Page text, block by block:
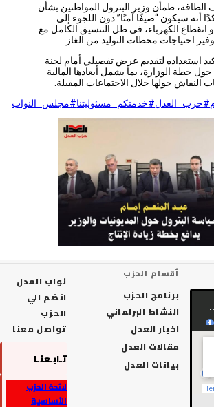
طمأن وزير البترول المواطنين بشأن
أنه سيكون “صيفًا آمنًا” دون اللجوء إلى
الكهرباء، في ظل التنسيق الكامل مع
محطات التوليد من الغاز.
لتقديم عرض تفصيلي أمام لجنة
الوزارة، بما يشمل أبعادها المالية
حولها خلال الاجتماعات المقبلة.
#خدمتكم_مسئوليتنا#مجلس_النواب
أقسام الحزب
برنامج الحزب
النشاط البرلماني
اخبار العدل
مقالات العدل
بيانات العدل
نواب العدل
انضم الي
تواصل معنا
تـابـعنـا
لائحة الحزب
الأساسية